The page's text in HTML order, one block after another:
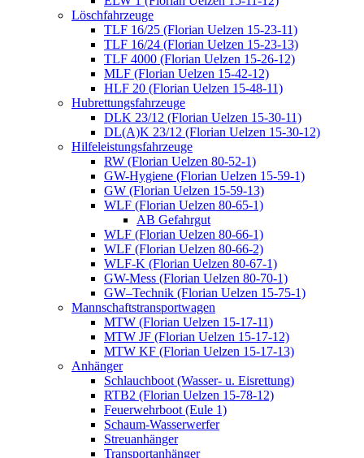
Löschfahrzeuge
TLF 16/25 (Florian Uelzen 15-23-11)
TLF 16/24 (Florian Uelzen 15-23-13)
TLF 4000 (Florian Uelzen 15-26-12)
MLF (Florian Uelzen 15-42-12)
HLF 20 (Florian Uelzen 15-48-11)
Hubrettungsfahrzeuge
DLK 23/12 (Florian Uelzen 15-30-11)
DL(A)K 23/12 (Florian Uelzen 15-30-12)
Hilfeleistungsfahrzeuge
RW (Florian Uelzen 80-52-1)
GW-Hygiene (Florian Uelzen 15-59-1)
GW (Florian Uelzen 15-59-13)
WLF (Florian Uelzen 80-65-1)
AB Gefahrgut
WLF (Florian Uelzen 80-66-1)
WLF (Florian Uelzen 80-66-2)
WLF-K (Florian Uelzen 80-67-1)
GW-Mess (Florian Uelzen 80-70-1)
GW–Technik (Florian Uelzen 15-75-1)
Mannschaftstransportwagen
MTW (Florian Uelzen 15-17-11)
MTW JF (Florian Uelzen 15-17-12)
MTW KF (Florian Uelzen 15-17-13)
Anhänger
Schlauchboot (Wasser- u. Eisrettung)
RTB2 (Florian Uelzen 15-78-12)
Feuerwehrboot (Eule 1)
Schaum-Wasserwerfer
Streuanhänger
Transportanhänger